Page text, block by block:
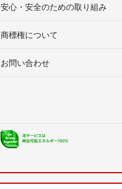
安心・安全のための取り組み
商標権について
お問い合わせ